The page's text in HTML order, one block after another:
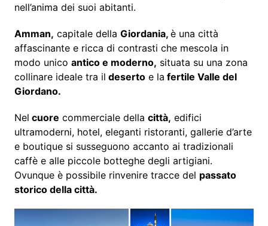
nell’anima dei suoi abitanti.
Amman, capitale della Giordania, è una città
affascinante e ricca di contrasti che mescola in
modo unico antico e moderno, situata su una zona
collinare ideale tra il desertoe la fertile Valle del
Giordano.
Nel cuore commerciale della città, edifici
ultramoderni, hotel, eleganti ristoranti, gallerie d’arte
e boutique si susseguono accanto ai tradizionali
caffè e alle piccole botteghe degli artigiani.
Ovunque è possibile rinvenire tracce del passato
storico della città.